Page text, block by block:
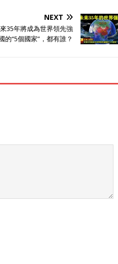
NEXT
35年將成為世界領先強
的“5個國家”，都有誰？